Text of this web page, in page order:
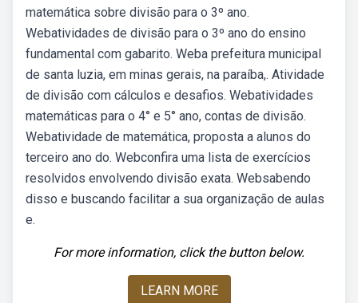
matemática sobre divisão para o 3º ano.
Webatividades de divisão para o 3º ano do ensino
fundamental com gabarito. Weba prefeitura municipal
de santa luzia, em minas gerais, na paraíba,. Atividade
de divisão com cálculos e desafios. Webatividades
matemáticas para o 4° e 5° ano, contas de divisão.
Webatividade de matemática, proposta a alunos do
terceiro ano do. Webconfira uma lista de exercícios
resolvidos envolvendo divisão exata. Websabendo
disso e buscando facilitar a sua organização de aulas
e.
For more information, click the button below.
LEARN MORE